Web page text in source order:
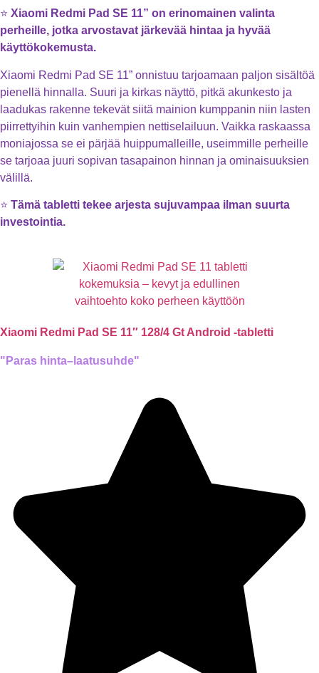
⭐ Xiaomi Redmi Pad SE 11” on erinomainen valinta
perheille, jotka arvostavat järkevää hintaa ja hyvää
käyttökokemusta.
Xiaomi Redmi Pad SE 11” onnistuu tarjoamaan paljon sisältöä
pienellä hinnalla. Suuri ja kirkas näyttö, pitkä akunkesto ja
laadukas rakenne tekevät siitä mainion kumppanin niin lasten
piirrettyihin kuin vanhempien nettiselailuun. Vaikka raskaassa
moniajossa se ei pärjää huippumalleille, useimmille perheille
se tarjoaa juuri sopivan tasapainon hinnan ja ominaisuuksien
välillä.
⭐ Tämä tabletti tekee arjesta sujuvampaa ilman suurta
investointia.
Xiaomi Redmi Pad SE 11″ 128/4 Gt Android -tabletti
"Paras hinta–laatusuhde"